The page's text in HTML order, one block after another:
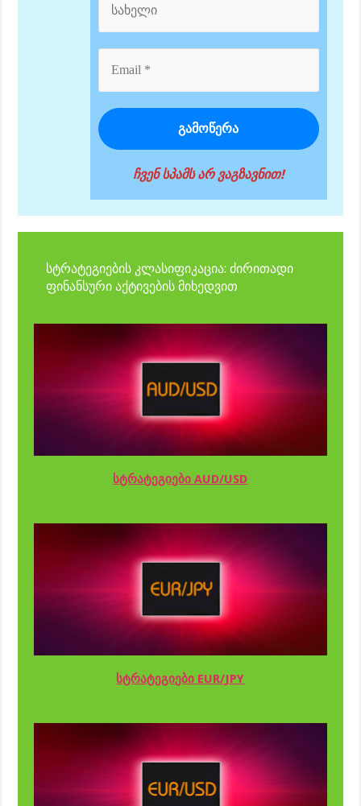
ჩვენ სპამს არ ვაგზავნით!
სტრატეგიების კლასიფიკაცია: ძირითადი
ფინანსური აქტივების მიხედვით
სტრატეგიები AUD/USD
სტრატეგიები EUR/JPY